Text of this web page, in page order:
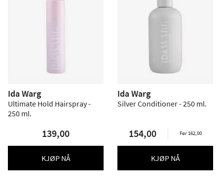
Ida Warg
Ultimate Hold Hairspray -
250 ml.
139,00
KJØP NÅ
Ida Warg
Silver Conditioner - 250 ml.
154,00 Før 162,00
KJØP NÅ